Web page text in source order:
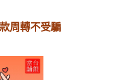
周轉不受騙